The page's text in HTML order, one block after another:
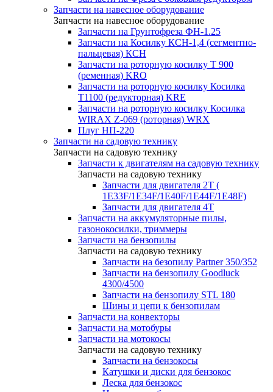
Запчасти на навесное оборудование
Запчасти на навесное оборудование
Запчасти на Грунтофреза ФН-1.25
Запчасти на Косилку КСН-1,4 (сегментно-
пальцевая) КСН
Запчасти на роторную косилку T 900
(ременная) KRO
Запчасти на роторную косилку Косилка
T1100 (редукторная) KRE
Запчасти на роторную косилку Косилка
WIRAX Z-069 (роторная) WRX
Плуг НП-220
Запчасти на садовую технику
Запчасти на садовую технику
Запчасти к двигателям на садовую технику
Запчасти на садовую технику
Запчасти для двигателя 2Т (
1Е33F/1E34F/1Е40F/1E44F/1Е48F)
Запчасти для двигателя 4Т
Запчасти на аккумуляторные пилы,
газонокосилки, триммеры
Запчасти на бензопилы
Запчасти на садовую технику
Запчасти на безопилу Partner 350/352
Запчасти на бензопилу Goodluck
4300/4500
Запчасти на бензопилу STL 180
Шины и цепи к бензопилам
Запчасти на конвекторы
Запчасти на мотобуры
Запчасти на мотокосы
Запчасти на садовую технику
Запчасти на бензокосы
Катушки и диски для бензокос
Леска для бензокос